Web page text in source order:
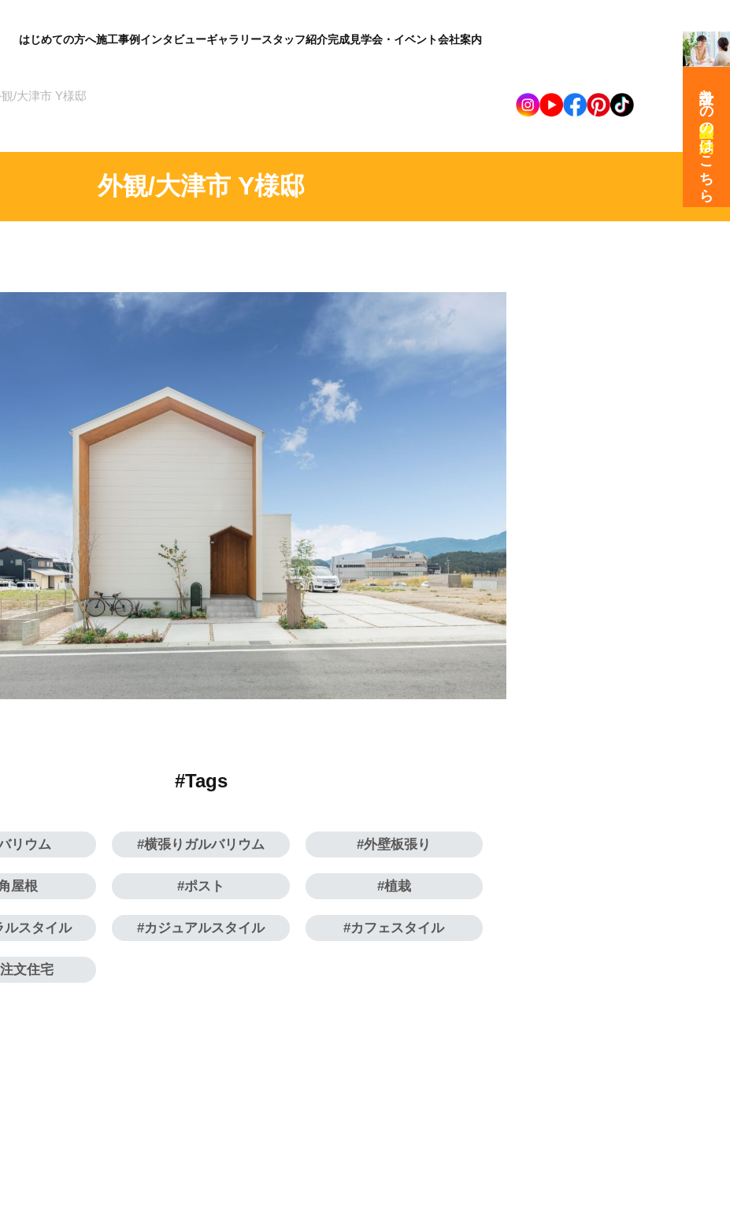
グ
バ
ュ
はじめての方へ施工事例インタビューギャラリースタッフ紹介完成見学会・イベント会社案内
/大津市 Y様邸
外観/大津市 Y様邸
#Tags
リウム 横張りガルバリウム 外壁板張り
屋根 ポスト 植栽
ルスタイル カジュアルスタイル カフェスタイル
文住宅
設計士との
の
はこちら